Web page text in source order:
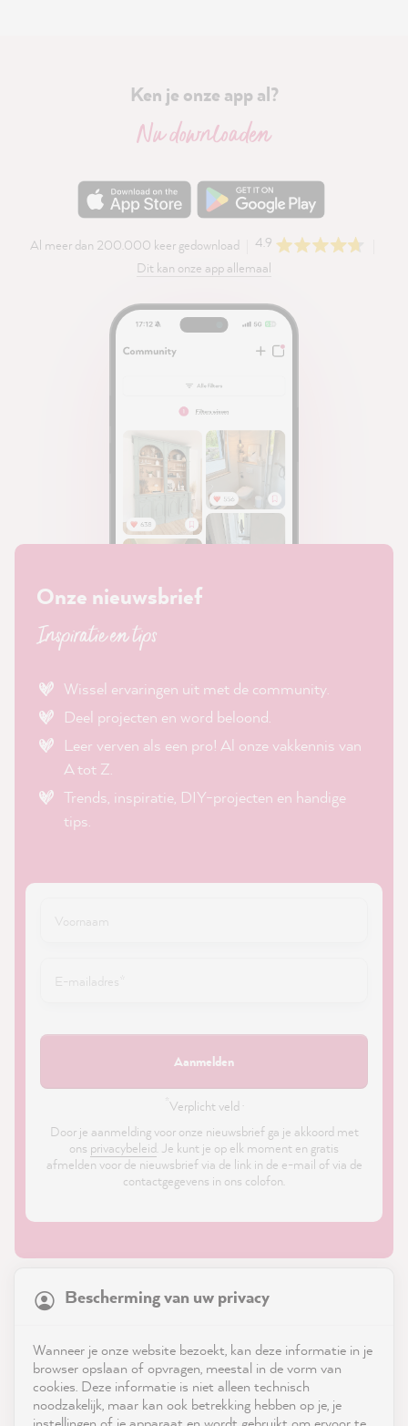
Ken je onze app al?
Nu downloaden
Al meer dan 200.000 keer gedownload
4.9
Dit kan onze app allemaal
Onze nieuwsbrief
Inspiratie en tips
Wissel ervaringen uit met de community.
Deel projecten en word beloond.
Leer verven als een pro! Al onze vakkennis van
A tot Z.
Trends, inspiratie, DIY-projecten en handige
tips.
Aanmelden
Verplicht veld ·
Door je aanmelding voor onze nieuwsbrief ga je akkoord met
ons privacybeleid. Je kunt je op elk moment en gratis
afmelden voor de nieuwsbrief via de link in de e-mail of via de
contactgegevens in ons colofon.
Service
Bescherming van uw privacy
Wanneer je onze website bezoekt, kan deze informatie in je
browser opslaan of opvragen, meestal in de vorm van
cookies. Deze informatie is niet alleen technisch
noodzakelijk, maar kan ook betrekking hebben op je, je
21,923Reviews
reviews-io